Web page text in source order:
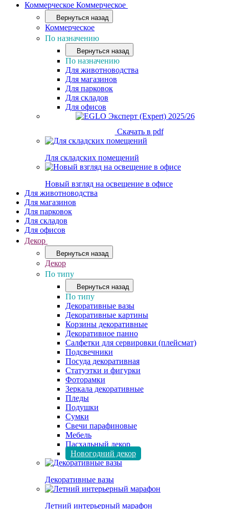
Коммерческое Коммерческое
Вернуться назад
Коммерческое
По назначению
Вернуться назад
По назначению
Для животноводства
Для магазинов
Для парковок
Для складов
Для офисов
Скачать в pdf
Для складских помещений
Новый взгляд на освещение в офисе
Для животноводства
Для магазинов
Для парковок
Для складов
Для офисов
Декор
Вернуться назад
Декор
По типу
Вернуться назад
По типу
Декоративные вазы
Декоративные картины
Корзины декоративные
Декоративное панно
Салфетки для сервировки (плейсмат)
Подсвечники
Посуда декоративная
Статуэтки и фигурки
Фоторамки
Зеркала декоративные
Пледы
Подушки
Сумки
Свечи парафиновые
Мебель
Пасхальный декор
Новогодний декор
Декоративные вазы
Летний интерьерный марафон